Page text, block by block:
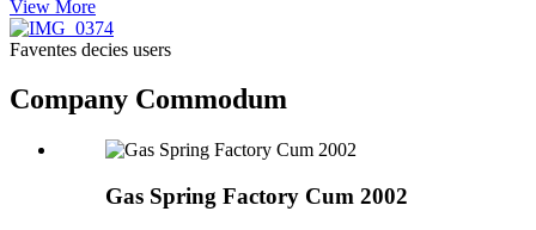
View More
Faventes decies users
Company Commodum
Gas Spring Factory Cum 2002